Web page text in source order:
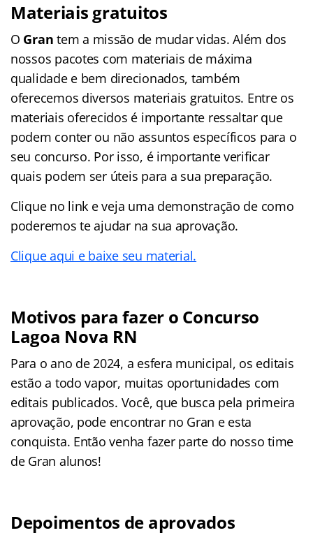
Materiais gratuitos
O Grantem a missão de mudar vidas. Além dos
nossos pacotes com materiais de máxima
qualidade e bem direcionados, também
oferecemos diversos materiais gratuitos. Entre os
materiais oferecidos é importante ressaltar que
podem conter ou não assuntos específicos para o
seu concurso. Por isso, é importante verificar
quais podem ser úteis para a sua preparação.
Clique no link e veja uma demonstração de como
poderemos te ajudar na sua aprovação.
Clique aqui e baixe seu material.
Motivos para fazer o Concurso
Lagoa Nova RN
Para o ano de 2024, a esfera municipal, os editais
estão a todo vapor, muitas oportunidades com
editais publicados. Você, que busca pela primeira
aprovação, pode encontrar no Gran e esta
conquista. Então venha fazer parte do nosso time
de Gran alunos!
Depoimentos de aprovados